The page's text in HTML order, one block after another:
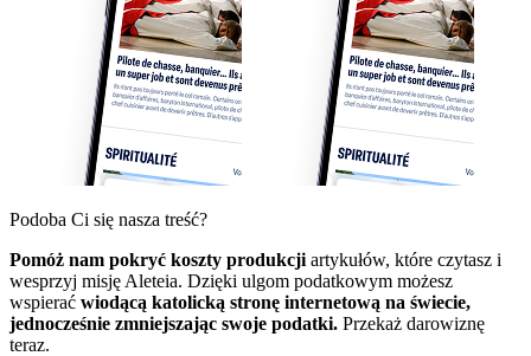
Podoba Ci się nasza treść?
Pomóż nam pokryć koszty produkcji artykułów, które czytasz i
wesprzyj misję Aleteia. Dzięki ulgom podatkowym możesz
wspierać wiodącą katolicką stronę internetową na świecie,
jednocześnie zmniejszając swoje podatki. Przekaż darowiznę
teraz.